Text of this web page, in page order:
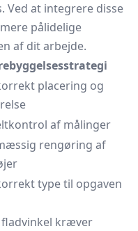
Ved at integrere disse
pålidelige
af dit arbejde.
placering og
af målinger
rengøring af
type til opgaven
kræver